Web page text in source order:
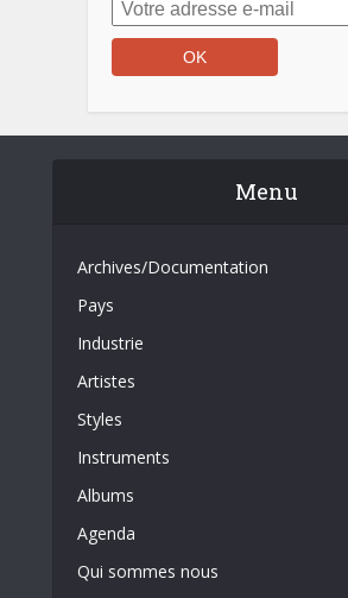
Menu
Archives/Documentation
Pays
Industrie
Artistes
Styles
Instruments
Albums
Agenda
Qui sommes nous